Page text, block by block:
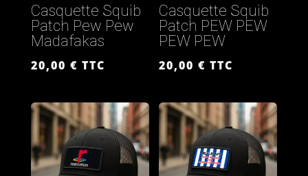
Casquette Squib
Patch Pew Pew
Madafakas
20,00 € TTC
Casquette Squib
Patch PEW PEW
PEW PEW
20,00€ TTC